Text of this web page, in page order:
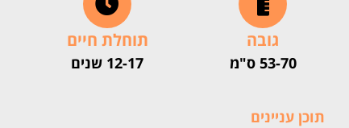
גובה
53-70 ס"מ
תוחלת חיים
12-17 שנים
תוכן עניינים